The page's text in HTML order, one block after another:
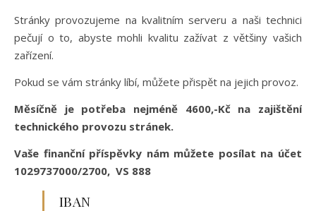
Stránky provozujeme na kvalitním serveru a naši technici
pečují o to, abyste mohli kvalitu zažívat z většiny vašich
zařízení.
Pokud se vám stránky líbí, můžete přispět na jejich provoz.
Měsíčně je potřeba nejméně 4600,-Kč na zajištění
technického provozu stránek.
Vaše finanční příspěvky nám můžete posílat na účet
1029737000/2700, VS 888
IBAN